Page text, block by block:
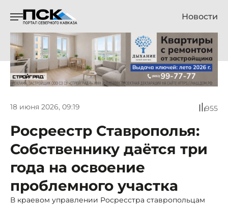
Новости
18 июня 2026, 09:19 955
Росреестр Ставрополья:
Собственнику даётся три
года на освоение
проблемного участка
В краевом управлении Росресстра ставропольцам